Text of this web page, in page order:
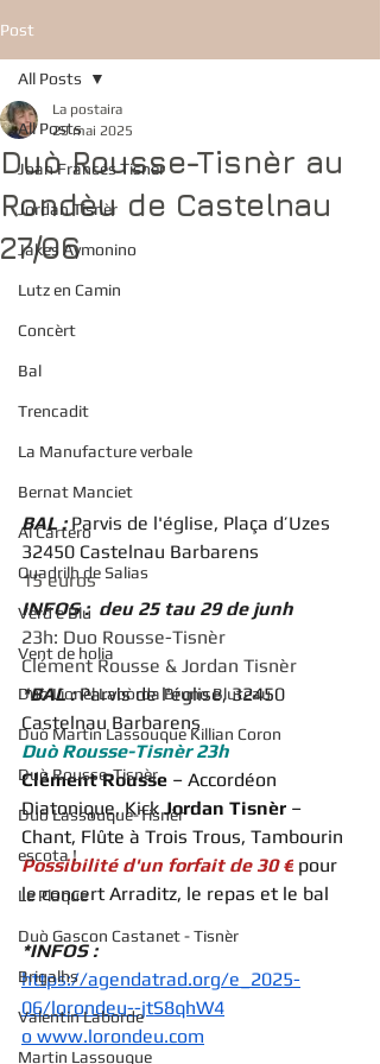
Post
All Posts
Joan Francés Tisnèr
Jordan Tisnèr
Jakes Aymonino
Lutz en Camin
Concèrt
Bal
Trencadit
La Manufacture verbale
Bernat Manciet
Al Cartero
Quadrilh de Salias
Verd e Blu
Vent de holia
Duò Lionèl Labòrda Bruno Bluteau
Duò Martin Lassouque Killian Coron
Duò Rousse-Tisnèr
Duò Lassouque-Tisnèr
escota !
Le Plaque
Duò Gascon Castanet - Tisnèr
Brigalhs
Valentin Laborde
Martin Lassouque
All Posts
Duò Rousse-Tisnèr au
Rondèu de Castelnau
27/06
La postaira
29 mai 2025
BAL : Parvis de l'église, Plaça d’Uzes
32450 Castelnau Barbarens
15 euros
INFOS :  deu 25 tau 29 de junh
23h: Duo Rousse-Tisnèr
Clément Rousse & Jordan Tisnèr
*BAL : Parvis de l'église, 32450
Castelnau Barbarens
Duò Rousse-Tisnèr 23h
Clément Rousse – Accordéon
Diatonique, Kick Jordan Tisnèr –
Chant, Flûte à Trois Trous, Tambourin
Possibilité d'un forfait de 30 € pour
le concert Arraditz, le repas et le bal
*INFOS :
https://agendatrad.org/e_2025-
06/lorondeu--jtS8qhW4
o www.lorondeu.com